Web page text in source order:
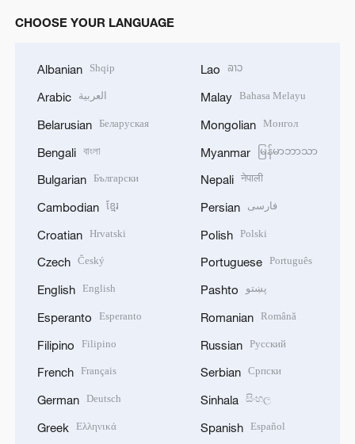
CHOOSE YOUR LANGUAGE
Albanian Shqip
Arabic العربية
Belarusian Беларуская
Bengali বাংলা
Bulgarian Български
Cambodian ខ្មែរ
Croatian Hrvatski
Czech Český
English English
Esperanto Esperanto
Filipino Filipino
French Français
German Deutsch
Greek Ελληνικά
Lao ລາວ
Malay Bahasa Melayu
Mongolian Монгол
Myanmar မြန်မာဘာသာ
Nepali नेपाली
Persian فارسی
Polish Polski
Portuguese Português
Pashto پښتو
Romanian Română
Russian Русский
Serbian Српски
Sinhala සිංහල
Spanish Español